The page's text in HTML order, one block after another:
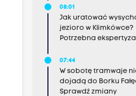
08:01
Jak uratować
jezioro w Klimkówce?
Potrzebna ekspertyza
07:44
W sobotę tramwaje
dojadą do Borku
Sprawdź zmiany